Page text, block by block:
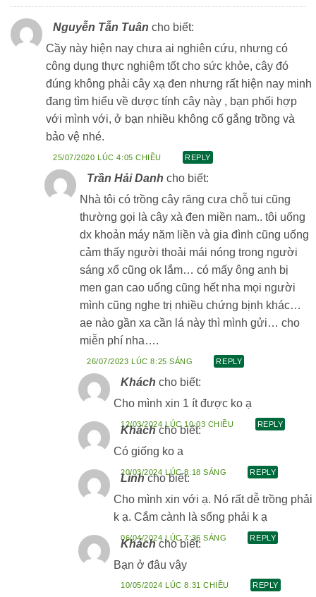
Nguyễn Tẫn Tuân cho biết:
Cầy này hiện nay chưa ai nghiên cứu, nhưng có
công dụng thực nghiệm tốt cho sức khỏe, cây đó
đúng không phải cây xạ đen nhưng rất hiện nay minh
đang tìm hiểu về dược tính cây này , bạn phối hợp
với mình với, ở bạn nhiều không cố gắng trồng và
bảo vệ nhé.
25/07/2020 LÚC 4:05 CHIỀU REPLY
Trần Hải Danh cho biết:
Nhà tôi có trồng cây răng cưa chỗ tui cũng
thường gọi là cây xà đen miền nam.. tôi uống
dx khoản máy năm liền và gia đình cũng uống
cảm thấy người thoải mái nóng trong người
sáng xổ cũng ok lắm… có mấy ông anh bị
men gan cao uống cũng hết nha mọi người
mình cũng nghe trị nhiều chứng bịnh khác…
ae nào gần xa cần lá này thì mình gửi… cho
miễn phí nha….
26/07/2023 LÚC 8:25 SÁNG REPLY
Khách cho biết:
Cho mình xin 1 ít được ko ạ
12/03/2024 LÚC 10:03 CHIỀU REPLY
Khách cho biết:
Có giống ko a
20/03/2024 LÚC 8:18 SÁNG REPLY
Linh cho biết:
Cho mình xin với ạ. Nó rất dễ trồng phải
k ạ. Cắm cành là sống phải k ạ
06/04/2024 LÚC 7:36 SÁNG REPLY
Khách cho biết:
Bạn ở đâu vậy
10/05/2024 LÚC 8:31 CHIỀU REPLY